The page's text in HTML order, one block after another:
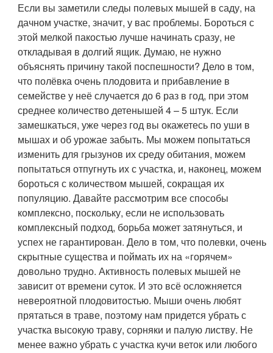
Если вы заметили следы полевых мышей в саду, на
дачном участке, значит, у вас проблемы. Бороться с
этой мелкой пакостью лучше начинать сразу, не
откладывая в долгий ящик. Думаю, не нужно
объяснять причину такой поспешности? Дело в том,
что полёвка очень плодовита и прибавление в
семействе у неё случается до 6 раз в год, при этом
среднее количество детенышей 4 – 5 штук. Если
замешкаться, уже через год вы окажетесь по уши в
мышах и об урожае забыть. Мы можем попытаться
изменить для грызунов их среду обитания, можем
попытаться отпугнуть их с участка, и, наконец, можем
бороться с количеством мышей, сокращая их
популяцию. Давайте рассмотрим все способы
комплексно, поскольку, если не использовать
комплексный подход, борьба может затянуться, и
успех не гарантирован. Дело в том, что полевки, очень
скрытные существа и поймать их на «горячем»
довольно трудно. Активность полевых мышей не
зависит от времени суток. И это всё осложняется
невероятной плодовитостью. Мыши очень любят
прятаться в траве, поэтому нам придется убрать с
участка высокую траву, сорняки и палую листву. Не
менее важно убрать с участка кучи веток или любого